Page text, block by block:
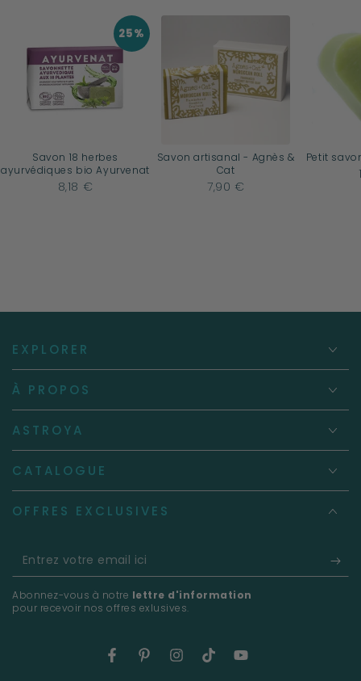
25%
Savon 18 herbes
ayurvédiques bio Ayurvenat
8,18 €
Savon artisanal - Agnès &
Cat
7,90 €
Petit
EXPLORER
À PROPOS
ASTROYA
CATALOGUE
OFFRES EXCLUSIVES
Entrez
votre
email
Abonnez-vous à notre lettre d'information
pour recevoir nos offres exlusives.
Facebook
PinterestInstagram
TikTokYouTube